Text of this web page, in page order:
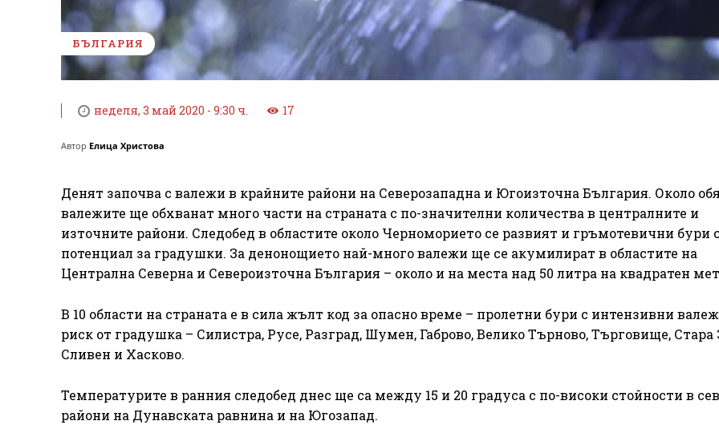
БЪЛГАРИЯ
неделя, 3 май 2020 - 9:30 ч. 17
Автор Елица Христова
Денят започва с валежи в крайните райони на Северозападна и Югоизточна България. Около
валежите ще обхванат много части на страната с по-значителни количества в централните и
източните райони. Следобед в областите около Черноморието се развият и гръмотевични бури
потенциал за градушки. За денонощието най-много валежи ще се акумилират в областите на
Централна Северна и Североизточна България – около и на места над 50 литра на квадратен
В 10 области на страната е в сила жълт код за опасно време – пролетни бури с интензивни
риск от градушка – Силистра, Русе, Разград, Шумен, Габрово, Велико Търново, Търговище, Стара
Сливен и Хасково.
Температурите в ранния следобед днес ще са между 15 и 20 градуса с по-високи стойности в
райони на Дунавската равнина и на Югозапад.